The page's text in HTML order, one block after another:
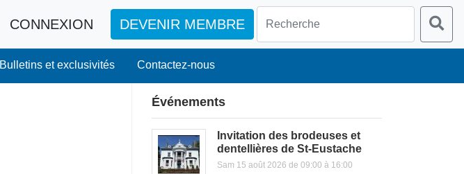
CONNEXION DEVENIR MEMBRE
Bulletins et exclusivités Contactez-nous
Événements
Invitation des brodeuses et
dentellières de St-Eustache
Sam 15 août 2026 de 09:00 à 16:00